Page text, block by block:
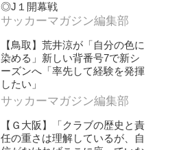
◎J１開幕戦
サッカーマガジン編集部
【鳥取】荒井涼が「自分の色に
染める」新しい背番号7で新シ
ーズンへ「率先して経験を発揮
したい」
サッカーマガジン編集部
【Ｇ大阪】「クラブの歴史と責
任の重さは理解しているが、自